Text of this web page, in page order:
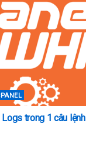
trong 1 câu lệnh